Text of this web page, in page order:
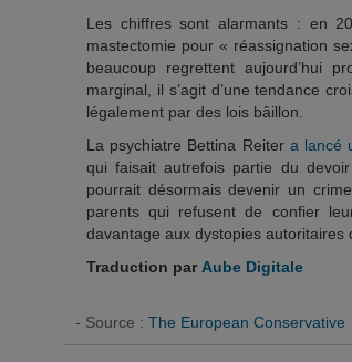
Les chiffres sont alarmants : en
mastectomie pour « réassignation
beaucoup regrettent aujourd’hui
marginal, il s’agit d’une tendance
légalement par des lois bâillon.
La psychiatre Bettina Reiter a lancé
qui faisait autrefois partie du
pourrait désormais devenir un
parents qui refusent de confier
davantage aux dystopies autoritaires
Traduction par Aube Digitale
- Source : The European Conservative